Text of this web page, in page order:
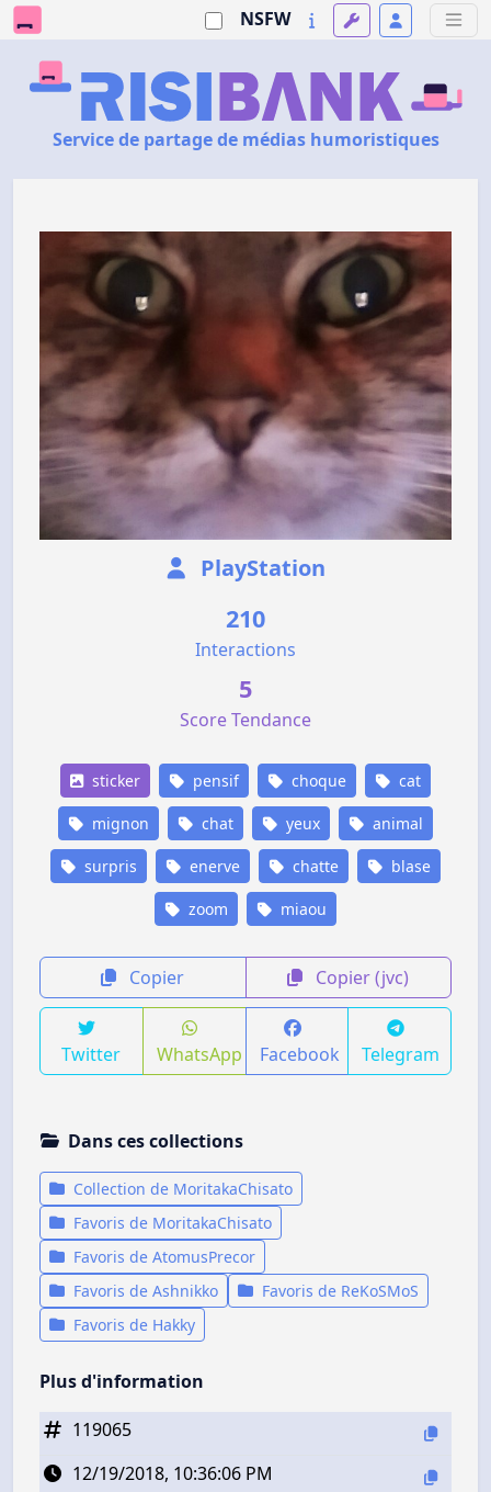
NSFW
Service de partage de médias humoristiques
PlayStation
210
Interactions
5
Score Tendance
sticker pensif choque cat
mignon chat yeux animal
surpris enerve chatte blase
zoom miaou
Copier Copier (jvc)
Twitter WhatsApp Facebook Telegram
Dans ces collections
Collection de MoritakaChisato
Favoris de MoritakaChisato
Favoris de AtomusPrecor
Favoris de Ashnikko
Favoris de ReKoSMoS
Favoris de Hakky
Plus d'information
119065
12/19/2018, 10:36:06 PM